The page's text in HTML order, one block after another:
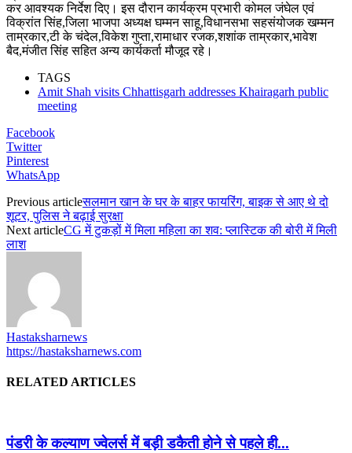
कर आवश्यक निर्देश दिए। इस दौरान कार्यक्रम प्रभारी कोमल जंघेल एवं
विक्रांत सिंह,जिला भाजपा अध्यक्ष घम्मन साहू,विधानसभा सहसंयोजक खम्मन
ताम्रकार,टी के चंदेल,विकेश गुप्ता,रामाधार रजक,शशांक ताम्रकार,भावेश
बैद,मंजीत सिंह सहित अन्य कार्यकर्ता मौजूद रहे।
TAGS
Amit Shah visits Chhattisgarh addresses Khairagarh public
meeting
Facebook
Twitter
Pinterest
WhatsApp
Previous articleसलमान खान के घर के बाहर फायरिंग, बाइक से आए थे दो
शूटर, पुलिस ने बढ़ाई सुरक्षा
Next articleCG में टुकड़ों में मिला महिला का शव: प्लास्टिक की बोरी में मिली
लाश
Hastaksharnews
https://hastaksharnews.com
RELATED ARTICLES
पंडरी के कल्याण ज्वेलर्स में बड़ी डकैती होने से पहले ही...